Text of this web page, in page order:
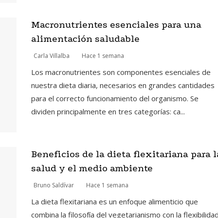
Macronutrientes esenciales para una
alimentación saludable
Carla Villalba Hace 1 semana
Los macronutrientes son componentes esenciales de
nuestra dieta diaria, necesarios en grandes cantidades
para el correcto funcionamiento del organismo. Se
dividen principalmente en tres categorías: ca...
Beneficios de la dieta flexitariana para
salud y el medio ambiente
Bruno Saldívar Hace 1 semana
La dieta flexitariana es un enfoque alimenticio que
combina la filosofía del vegetarianismo con la